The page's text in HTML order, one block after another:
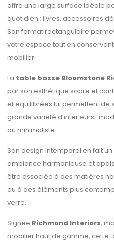
offre une large surface idéale
quotidien : livres, accessoires
Son format rectangulaire
votre espace tout en
mobilier.
La table basse Bloomstone
par son esthétique sobre et
et équilibrées lui permettent de
grande variété d’intérieurs :
ou minimaliste.
Son design intemporel en fait
ambiance harmonieuse et
être associée à des matières
ou à des éléments plus
verre.
Signée Richmond Interiors,
mobilier haut de gamme, cette